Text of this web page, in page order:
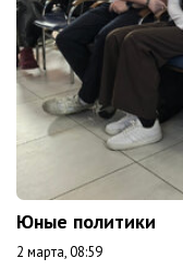
Юные политики
2 марта, 08:59